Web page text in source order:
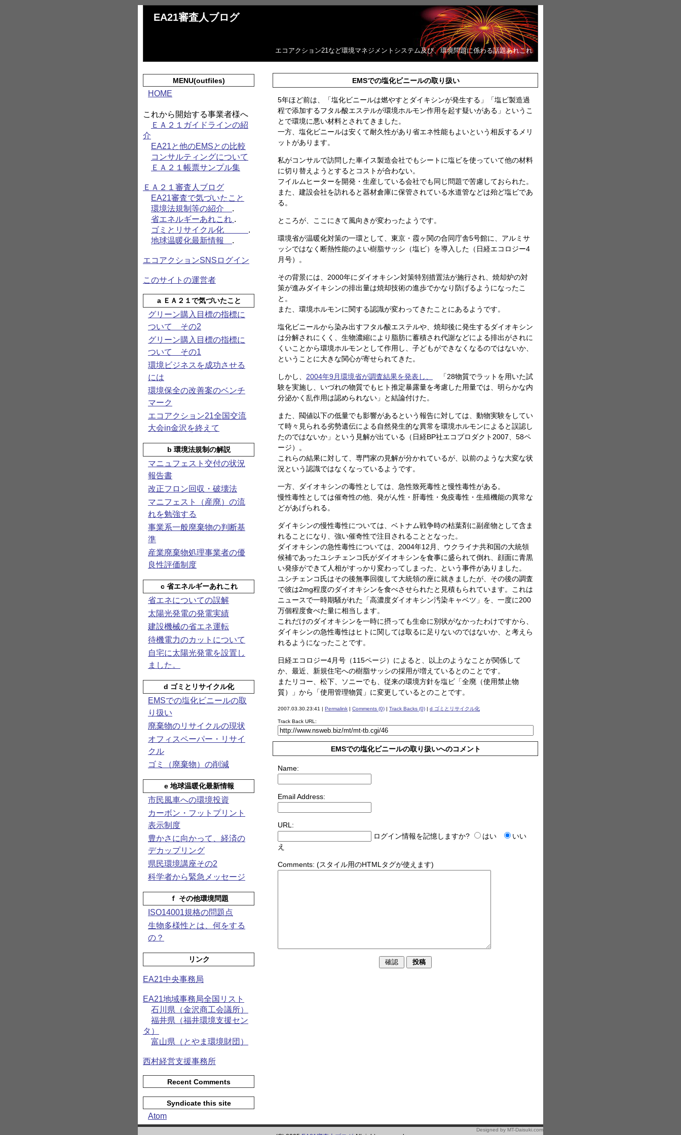
EA21審査人ブログ
エコアクション21など環境マネジメントシステム及び、環境問題に係わる話題あれこれ
EMSでの塩化ビニールの取り扱い
5年ほど前は、「塩化ビニールは燃やすとダイキシンが発生する」「塩ビ製造過
程で添加するフタル酸エステルが環境ホルモン作用を起す疑いがある」というこ
とで環境に悪い材料とされてきました。
一方、塩化ビニールは安くて耐久性があり省エネ性能もよいという相反するメリ
ットがあります。
私がコンサルで訪問した車イス製造会社でもシートに塩ビを使っていて他の材料
に切り替えようとするとコストが合わない。
フイルムヒーターを開発・生産している会社でも同じ問題で苦慮しておられた。
また、建設会社を訪れると器材倉庫に保管されている水道管などは殆ど塩ビであ
る。
ところが、ここにきて風向きが変わったようです。
環境省が温暖化対策の一環として、東京・霞ヶ関の合同庁舎5号館に、アルミサ
ッシではなく断熱性能のよい樹脂サッシ（塩ビ）を導入した（日経エコロジー4
月号）。
その背景には、2000年にダイオキシン対策特別措置法が施行され、焼却炉の対
策が進みダイキシンの排出量は焼却技術の進歩でかなり防げるようになったこ
と。
また、環境ホルモンに関する認識が変わってきたことにあるようです。
塩化ビニールから染み出すフタル酸エステルや、焼却後に発生するダイオキシン
は分解されにくく、生物濃縮により脂肪に蓄積され代謝などによる排出がされに
くいことから環境ホルモンとして作用し、子どもができなくなるのではないか、
ということに大きな関心が寄せられてきた。
しかし、 2004年9月環境省が調査結果を発表し、
「28物質でラットを用いた試
験を実施し、いづれの物質でもヒト推定暴露量を考慮した用量では、明らかな内
分泌かく乱作用は認められない」と結論付けた。
また、閥値以下の低量でも影響があるという報告に対しては、動物実験をしてい
て時々見られる劣勢遺伝による自然発生的な異常を環境ホルモンによると誤認し
たのではないか」という見解が出ている（日経BP社エコプロダクト2007、58ペ
ージ）。
これらの結果に対して、専門家の見解が分かれているが、以前のような大変な状
況という認識ではなくなっているようです。
一方、ダイオキシンの毒性としては、急性致死毒性と慢性毒性がある。
慢性毒性としては催奇性の他、発がん性・肝毒性・免疫毒性・生殖機能の異常な
どがあげられる。
ダイキシンの慢性毒性については、ベトナム戦争時の枯葉剤に副産物として含ま
れることになり、強い催奇性で注目されることとなった。
ダイオキシンの急性毒性については、2004年12月、ウクライナ共和国の大統領
候補であったユシチェンコ氏がダイオキシンを食事に盛られて倒れ、顔面に青黒
い発疹ができて人相がすっかり変わってしまった、という事件がありました。
ユシチェンコ氏はその後無事回復して大統領の座に就きましたが、その後の調査
で彼は2mg程度のダイオキシンを食べさせられたと見積もられています。これは
ニュースで一時期騒がれた「高濃度ダイオキシン汚染キャベツ」を、一度に200
万個程度食べた量に相当します。
これだけのダイオキシンを一時に摂っても生命に別状がなかったわけですから、
ダイキシンの急性毒性はヒトに関しては取るに足りないのではないか、と考えら
れるようになったことです。
日経エコロジー4月号（115ページ）によると、以上のようなことが関係して
か、最近、新規住宅への樹脂サッシの採用が増えているとのことです。
またリコー、松下、ソニーでも、従来の環境方針を塩ビ「全廃（使用禁止物
質）」から「使用管理物質」に変更しているとのことです。
2007.03.30.23:41 | Permalink | Comments (0) | Track Backs (0) | d ゴミとリサイクル化
Track Back URL:
EMSでの塩化ビニールの取り扱いへのコメント
Name:
Email Address:
URL:
ログイン情報を記憶しますか?
はい
いい
え
Comments: (スタイル用のHTMLタグが使えます)
MENU(outfiles)
HOME
これから開始する事業者様へ
ＥＡ２１ガイドラインの紹
介
EA21と他のEMSとの比較
コンサルティングについて
ＥＡ２１帳票サンプル集
ＥＡ２１審査人ブログ
EA21審査で気づいたこと
環境法規制等の紹介 .
省エネルギーあれこれ .
ゴミとリサイクル化 .
地球温暖化最新情報 .
エコアクションSNSログイン
このサイトの運営者
a ＥＡ２１で気づいたこと
グリーン購入目標の指標に
ついて その2
グリーン購入目標の指標に
ついて その1
環境ビジネスを成功させる
には
環境保全の改善案のベンチ
マーク
エコアクション21全国交流
大会in金沢を終えて
b 環境法規制の解説
マニュフェスト交付の状況
報告書
改正フロン回収・破壊法
マニフェスト（産廃）の流
れを勉強する
事業系一般廃棄物の判断基
準
産業廃棄物処理事業者の優
良性評価制度
c 省エネルギーあれこれ
省エネについての誤解
太陽光発電の発電実績
建設機械の省エネ運転
待機電力のカットについて
自宅に太陽光発電を設置し
ました。
d ゴミとリサイクル化
EMSでの塩化ビニールの取
り扱い
廃棄物のリサイクルの現状
オフィスペーパー・リサイ
クル
ゴミ（廃棄物）の削減
e 地球温暖化最新情報
市民風車への環境投資
カーボン・フットプリント
表示制度
豊かさに向かって、経済の
デカップリング
県民環境講座その2
科学者から緊急メッセージ
ｆ その他環境問題
ISO14001規格の問題点
生物多様性とは、何をする
の？
リンク
EA21中央事務局
EA21地域事務局全国リスト
石川県（金沢商工会議所）
福井県（福井環境支援セン
タ）
富山県（とやま環境財団）
西村経営支援事務所
Recent Comments
Syndicate this site
Atom
Designed by MT-Daisuki.com